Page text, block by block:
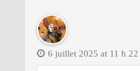
6 juillet 2025 at 11 h 22